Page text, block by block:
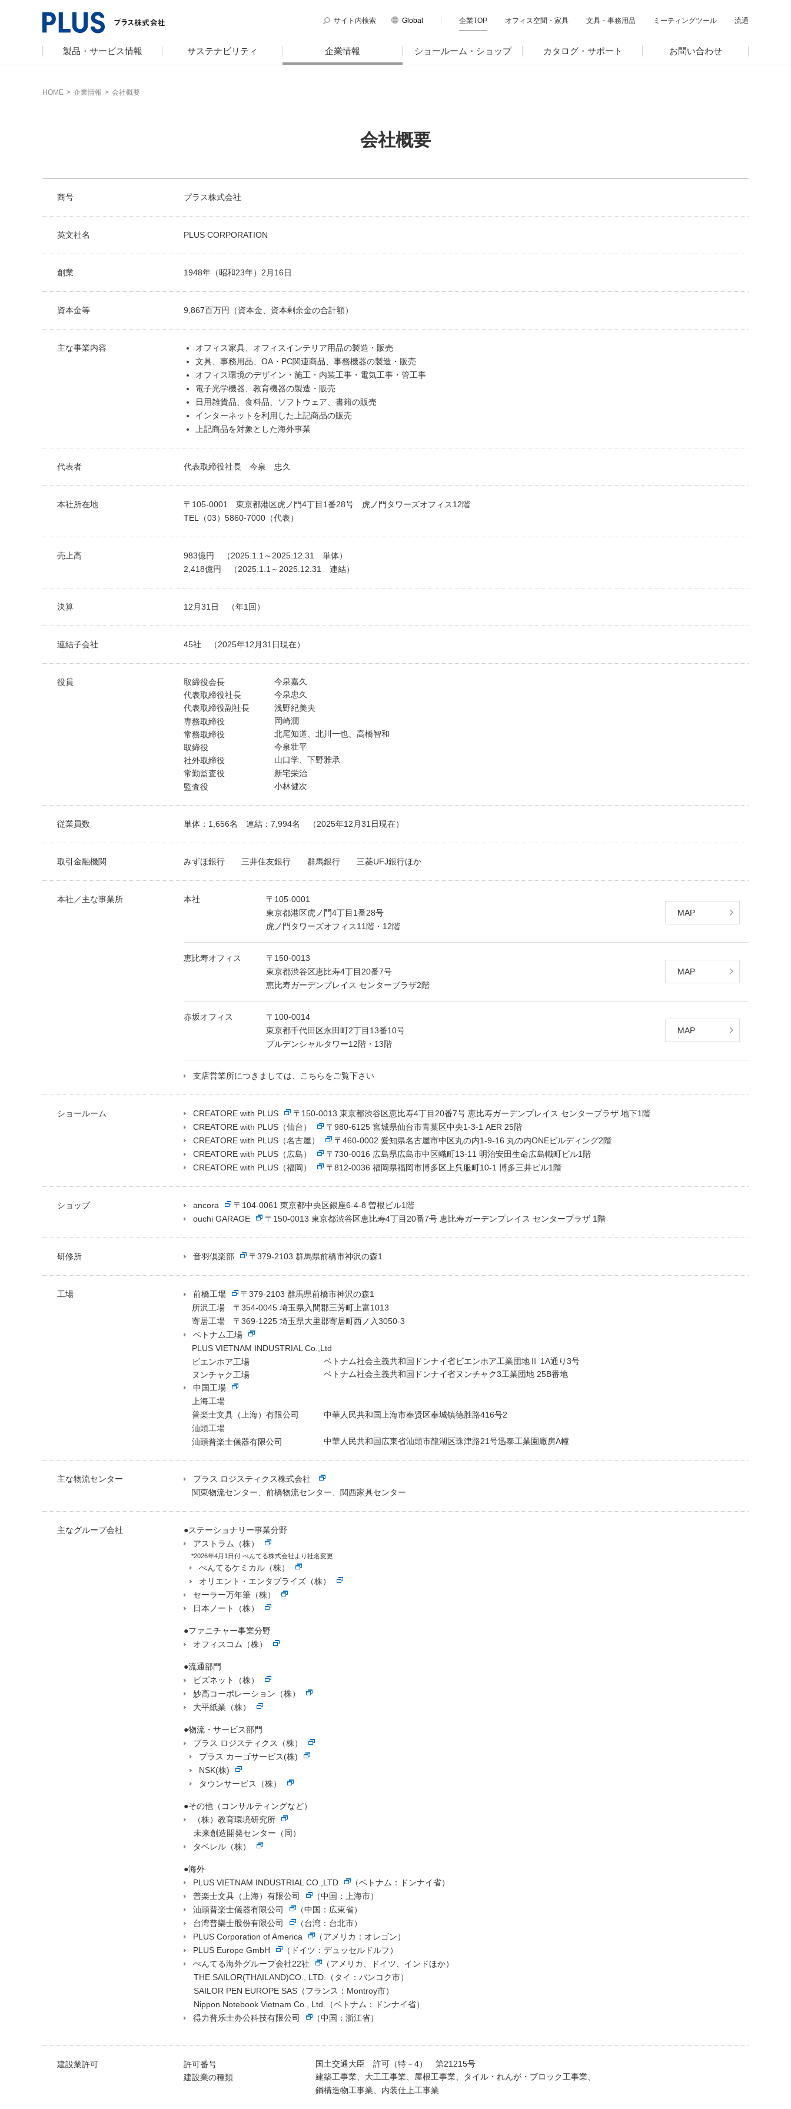
製品・サービス情報 サステナビリティ
主な規程・方針、認証取得状況
これが私の社会最適
働く人に満足を。
企業情報
電子公告・決算公告
ショールーム・ショップ カタログ・サポート お問い合わせ
サイト内検索 Global
Chinese
企業TOP オフィス空間・家具 文具・事務用品 ミーティングツール 流通
HOME > 企業情報 > 会社概要
会社概要
商号 プラス株式会社
英文社名 PLUS CORPORATION
創業 1948年（昭和23年）2月16日
資本金等 9,867百万円（資本金、資本剰余金の合計額）
主な事業内容
オフィス家具、オフィスインテリア用品の製造・販売
文具、事務用品、OA・PC関連商品、事務機器の製造・販売
オフィス環境のデザイン・施工・内装工事・電気工事・管工事
電子光学機器、教育機器の製造・販売
日用雑貨品、食料品、ソフトウェア、書籍の販売
インターネットを利用した上記商品の販売
上記商品を対象とした海外事業
代表者 代表取締役社長 今泉 忠久
本社所在地
〒105-0001 東京都港区虎ノ門4丁目1番28号 虎ノ門タワーズオフィス12階
TEL（03）5860-7000（代表）
売上高
983億円 （2025.1.1～2025.12.31 単体）
2,418億円 （2025.1.1～2025.12.31 連結）
決算 12月31日 （年1回）
連結子会社 45社 （2025年12月31日現在）
役員 取締役会長
今泉嘉久
代表取締役社長
今泉忠久
代表取締役副社長
浅野紀美夫
専務取締役
岡崎潤
常務取締役
北尾知道、北川一也、高橋智和
取締役
今泉壮平
社外取締役
山口学、下野雅承
常勤監査役
新宅栄治
監査役
小林健次
従業員数 単体：1,656名 連結：7,994名 （2025年12月31日現在）
取引金融機関 みずほ銀行 三井住友銀行 群馬銀行 三菱UFJ銀行ほか
本社／主な事業所 本社
〒105-0001
東京都港区虎ノ門4丁目1番28号
虎ノ門タワーズオフィス11階・12階
MAP
恵比寿オフィス
〒150-0013
東京都渋谷区恵比寿4丁目20番7号
恵比寿ガーデンプレイス センタープラザ2階
MAP
赤坂オフィス
〒100-0014
東京都千代田区永田町2丁目13番10号
プルデンシャルタワー12階・13階
MAP
支店営業所につきましては、こちらをご覧下さい
ショールーム CREATORE with PLUS
〒150-0013 東京都渋谷区恵比寿4丁目20番7号 恵比寿ガーデンプレイス センタープラザ 地下1階
CREATORE with PLUS（仙台）
〒980-6125 宮城県仙台市青葉区中央1-3-1 AER 25階
CREATORE with PLUS（名古屋）
〒460-0002 愛知県名古屋市中区丸の内1-9-16 丸の内ONEビルディング2階
CREATORE with PLUS（広島）
〒730-0016 広島県広島市中区幟町13-11 明治安田生命広島幟町ビル1階
CREATORE with PLUS（福岡）
〒812-0036 福岡県福岡市博多区上呉服町10-1 博多三井ビル1階
ショップ ancora
〒104-0061 東京都中央区銀座6-4-8 曽根ビル1階
ouchi GARAGE
〒150-0013 東京都渋谷区恵比寿4丁目20番7号 恵比寿ガーデンプレイス センタープラザ 1階
研修所 音羽倶楽部 〒379-2103 群馬県前橋市神沢の森1
工場 前橋工場
〒379-2103 群馬県前橋市神沢の森1
所沢工場 〒354-0045 埼玉県入間郡三芳町上富1013
寄居工場 〒369-1225 埼玉県大里郡寄居町西ノ入3050-3
ベトナム工場
PLUS VIETNAM INDUSTRIAL Co.,Ltd
ビエンホア工場
ベトナム社会主義共和国ドンナイ省ビエンホア工業団地Ⅱ 1A通り3号
ヌンチャク工場
ベトナム社会主義共和国ドンナイ省ヌンチャク3工業団地 25B番地
中国工場
上海工場
普楽士文具（上海）有限公司
中華人民共和国上海市奉贤区奉城镇德胜路416号2
汕頭工場
汕頭普楽士儀器有限公司
中華人民共和国広東省汕頭市龍湖区珠津路21号迅泰工業園廠房A幢
主な物流センター
プラス ロジスティクス株式会社
関東物流センター、前橋物流センター、関西家具センター
主なグループ会社
●ステーショナリー事業分野
アストラム（株）
*2026年4月1日付 ぺんてる株式会社より社名変更
ぺんてるケミカル（株）
オリエント・エンタプライズ（株）
セーラー万年筆（株）
日本ノート（株）
●ファニチャー事業分野
オフィスコム（株）
●流通部門
ビズネット（株）
妙高コーポレーション（株）
大平紙業（株）
●物流・サービス部門
プラス ロジスティクス（株）
プラス カーゴサービス(株)
NSK(株)
タウンサービス（株）
●その他（コンサルティングなど）
（株）教育環境研究所
未来創造開発センター（同）
タベレル（株）
●海外
PLUS VIETNAM INDUSTRIAL CO.,LTD
（ベトナム：ドンナイ省）
普楽士文具（上海）有限公司
（中国：上海市）
汕頭普楽士儀器有限公司
（中国：広東省）
台湾普樂士股份有限公司
（台湾：台北市）
PLUS Corporation of America
（アメリカ：オレゴン）
PLUS Europe GmbH
（ドイツ：デュッセルドルフ）
ぺんてる海外グループ会社22社
（アメリカ、ドイツ、インドほか）
THE SAILOR(THAILAND)CO., LTD.（タイ：バンコク市）
SAILOR PEN EUROPE SAS（フランス：Montroy市）
Nippon Notebook Vietnam Co., Ltd.（ベトナム：ドンナイ省）
得力普乐士办公科技有限公司
（中国：浙江省）
建設業許可 許可番号
国土交通大臣 許可（特－4） 第21215号
建設業の種類
建築工事業、大工工事業、屋根工事業、タイル・れんが・ブロック工事業、
鋼構造物工事業、内装仕上工事業